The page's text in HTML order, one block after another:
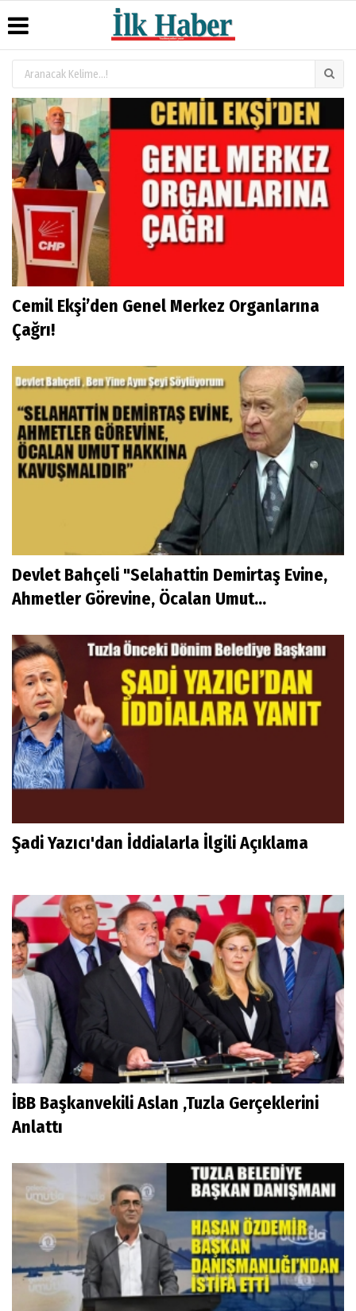
Üye Paneli
Haber
Arşivi
Gazete
Arşivi
Günün
Haberleri
Hava
Durumu
Gazete
Manşetleri
Anketler
Biyografiler
Köşe
Yazarları
Video
Galeri
Foto
Galeri
Künye
İletişim
Çerez
Politikası
Gizlilik
İlkeleri
Cemil Ekşi’den Genel Merkez Organlarına
Çağrı!
Devlet Bahçeli "Selahattin Demirtaş Evine,
Ahmetler Görevine, Öcalan Umut...
Şadi Yazıcı'dan İddialarla İlgili Açıklama
İBB Başkanvekili Aslan ,Tuzla Gerçeklerini
Anlattı